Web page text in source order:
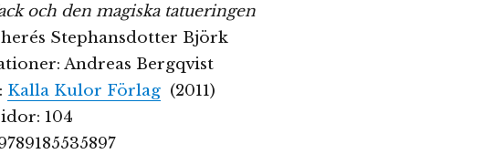
och den magiska tatueringen
Stephansdotter Björk
Andreas Bergqvist
Kalla Kulor Förlag(2011)
104